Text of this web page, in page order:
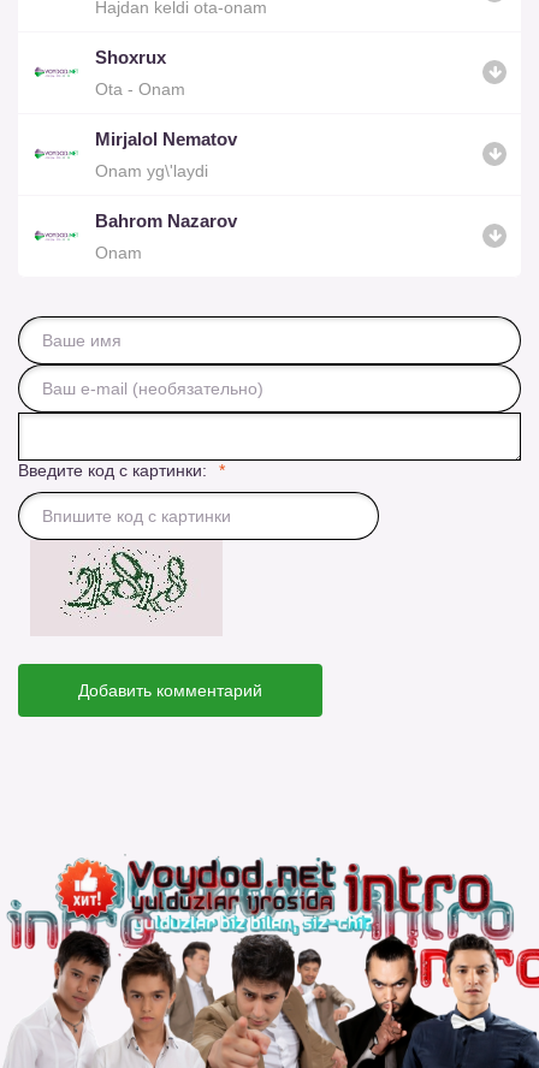
Hajdan keldi ota-onam
Shoxrux
Ota - Onam
Mirjalol Nematov
Onam yg\'laydi
Bahrom Nazarov
Onam
Введите код с картинки:
Добавить комментарий